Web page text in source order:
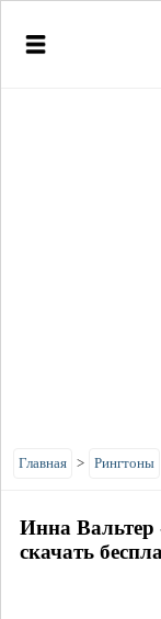
Главная > Рингтоны
Инна Вальтер
скачать